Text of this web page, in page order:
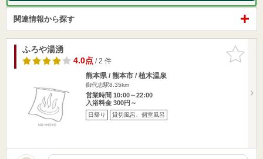
関連情報から探す
お気に入
りに追加
ふろや湯湧
4.0点/ 2 件
熊本県 / 熊本市 / 植木温泉
御代志駅8.35km
営業時間 10:00～22:00
入浴料金 300円～
日帰り 貸切風呂、個室風呂